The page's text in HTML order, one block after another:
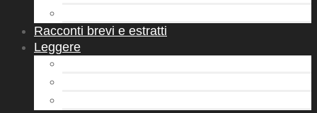
Racconti brevi e estratti
Leggere